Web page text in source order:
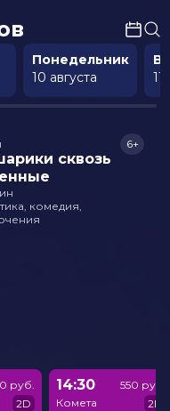
Понедельник
10 августа
11
сквозь
6+
комедия,
руб.
2D
14:30
Комета
550 руб.
2D